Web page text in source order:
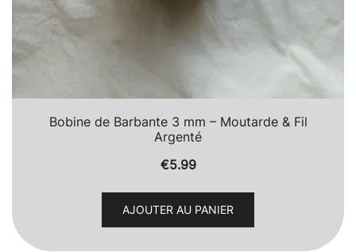
Bobine de Barbante 3 mm – Moutarde & Fil
Argenté
€5.99
AJOUTER AU PANIER